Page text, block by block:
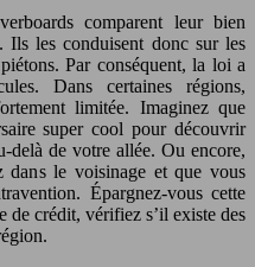
comparent leur bien
Ils les conduisent donc sur les
Par conséquent, la loi a
Dans certaines régions,
limitée. Imaginez que
super cool pour découvrir
delà de votre allée. Ou encore,
dans le voisinage et que vous
Épargnez-vous cette
de crédit, vérifiez s’il existe des